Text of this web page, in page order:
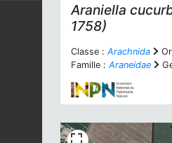
Araniella
1758)
Classe : Arachnida
Famille : Araneidae